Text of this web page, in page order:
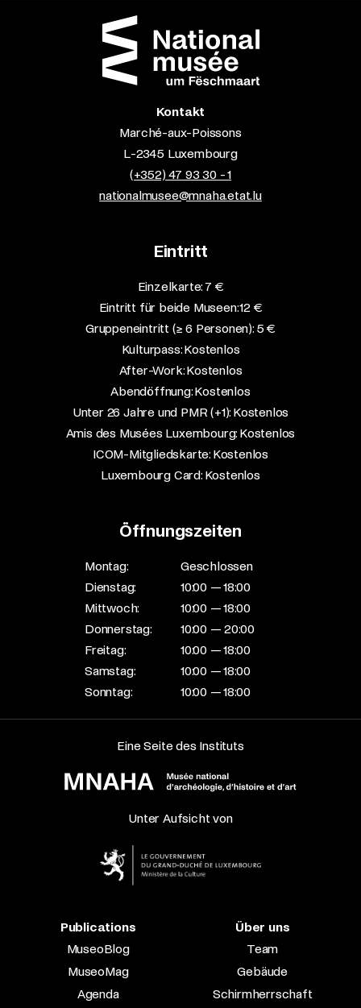
Kontakt
Marché-aux-Poissons
L-2345 Luxembourg
(+352) 47 93 30 - 1
nationalmusee@mnaha.etat.lu
Eintritt
Einzelkarte: 7 €​
Eintritt für beide Museen: 12 €​
Gruppeneintritt (≥ 6 Personen): 5 €​
Kulturpass: Kostenlos​
After-Work: Kostenlos​
Abendöffnung: Kostenlos​
Unter 26 Jahre und PMR (+1): Kostenlos​
Amis des Musées Luxembourg: Kostenlos​
ICOM-Mitgliedskarte: Kostenlos​
Luxembourg Card: Kostenlos
Öffnungszeiten
Montag:
Geschlossen
Dienstag:
10:00 — 18:00
Mittwoch:
10:00 — 18:00
Donnerstag:
10:00 — 20:00
Freitag:
10:00 — 18:00
Samstag:
10:00 — 18:00
Sonntag:
10:00 — 18:00
Eine Seite des Instituts
Unter Aufsicht von
Publications
MuseoBlog
MuseoMag
Agenda
Über uns
Team
Gebäude
Schirmherrschaft